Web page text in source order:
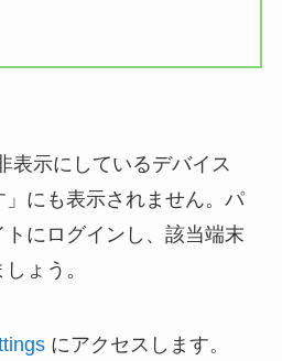
表示にしているデバイス
にも表示されません。パ
にログインし、該当端末
ょう。
にアクセスします。